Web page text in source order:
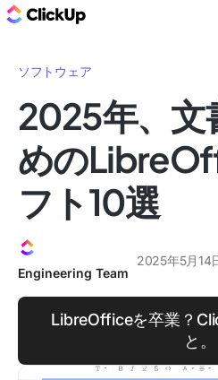
ソフトウェア
2025年、文
めの
フト10選
Engineering Team
2025年5月14
LibreOfficeを卒業？
と。